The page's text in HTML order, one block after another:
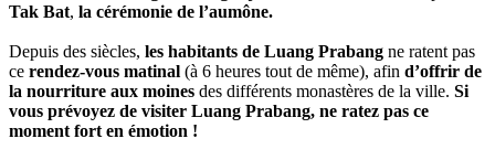
Tak Bat, la cérémonie de l’aumône.
Depuis des siècles, les habitants de Luang Prabang ne ratent pas
ce rendez-vous matinal (à 6 heures tout de même), afin d’offrir de
la nourriture aux moines des différents monastères de la ville. Si
vous prévoyez de visiter Luang Prabang, ne ratez pas ce
moment fort en émotion !